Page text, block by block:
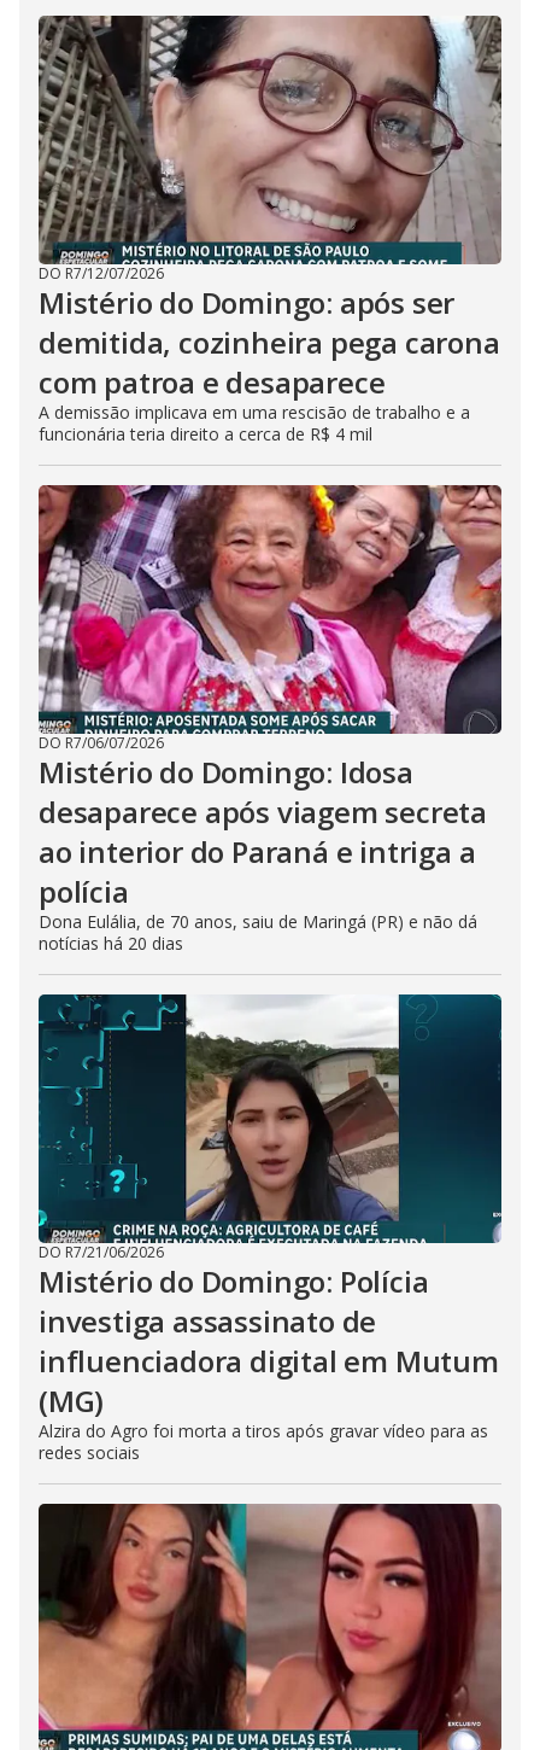
DO R7/12/07/2026
Mistério do Domingo: após ser
demitida, cozinheira pega carona
com patroa e desaparece
A demissão implicava em uma rescisão de trabalho e a
funcionária teria direito a cerca de R$ 4 mil
DO R7/06/07/2026
Mistério do Domingo: Idosa
desaparece após viagem secreta
ao interior do Paraná e intriga a
polícia
Dona Eulália, de 70 anos, saiu de Maringá (PR) e não dá
notícias há 20 dias
DO R7/21/06/2026
Mistério do Domingo: Polícia
investiga assassinato de
influenciadora digital em Mutum
(MG)
Alzira do Agro foi morta a tiros após gravar vídeo para as
redes sociais